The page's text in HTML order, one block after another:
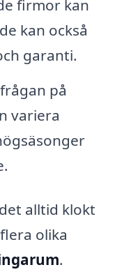
firmor kan
kan också
garanti.
på
variera
alltid klokt
olika
.